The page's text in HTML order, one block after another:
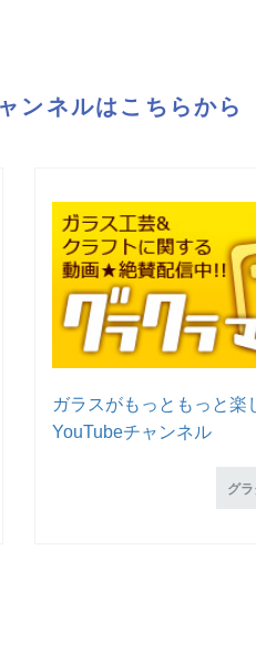
ンネルはこちらから
ガラスがもっともっと楽
YouTubeチャンネル
グ